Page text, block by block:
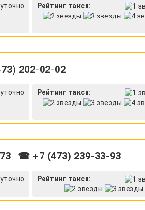
Рейтинг такси:
202-02-02
Рейтинг такси:
☎ +7 (473) 239-33-93
Рейтинг такси: